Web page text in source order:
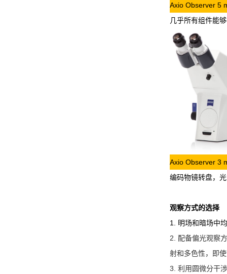
Axio Observer 5
几乎所有组件能
Axio Observer 3
编码物镜转盘，
观察方式的选择
1. 明场和暗场中
2. 配备偏光观察
射和多色性，即
3. 利用圆微分干